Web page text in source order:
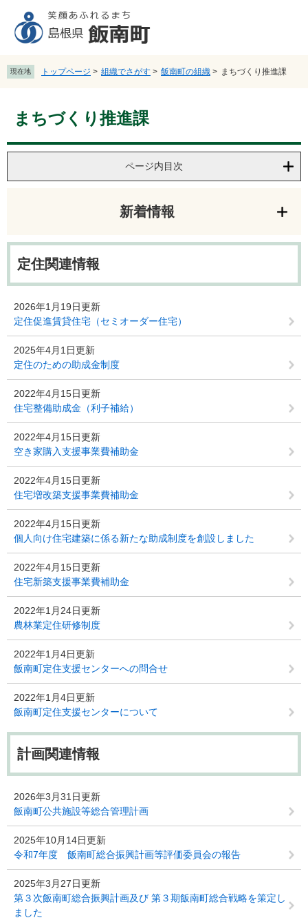
先
頭
を
飛
文
現在地 トップページ > 組織でさがす > 飯南町の組織 > まちづくり推進課
まちづくり推進課
ページ内目次
新着情報
定住関連情報
2026年1月19日更新
定住促進賃貸住宅（セミオーダー住宅）
2025年4月1日更新
定住のための助成金制度
2022年4月15日更新
住宅整備助成金（利子補給）
2022年4月15日更新
空き家購入支援事業費補助金
2022年4月15日更新
住宅増改築支援事業費補助金
2022年4月15日更新
個人向け住宅建築に係る新たな助成制度を創設しました
2022年4月15日更新
住宅新築支援事業費補助金
2022年1月24日更新
農林業定住研修制度
2022年1月4日更新
飯南町定住支援センターへの問合せ
2022年1月4日更新
飯南町定住支援センターについて
計画関連情報
2026年3月31日更新
飯南町公共施設等総合管理計画
2025年10月14日更新
令和7年度 飯南町総合振興計画等評価委員会の報告
2025年3月27日更新
第３次飯南町総合振興計画及び 第３期飯南町総合戦略を策定し
ました